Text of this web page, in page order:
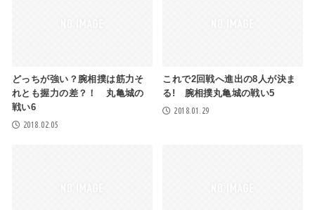
どっちが強い？腕相撲は筋力そ
れとも握力の差？！ 丸亀城の
戦い6
2018.02.05
これで2回戦へ進出の8人が決ま
る! 腕相撲丸亀城の戦い5
2018.01.29